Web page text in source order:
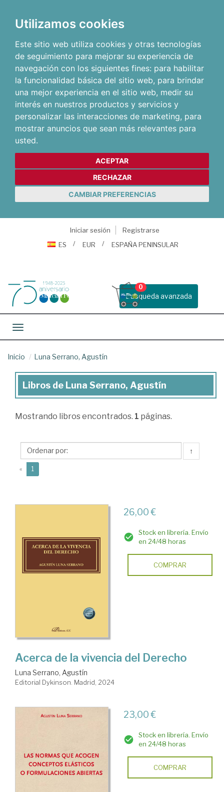
Utilizamos cookies
Este sitio web utiliza cookies y otras tecnologías
de seguimiento para mejorar su experiencia de
navegación con los siguientes fines: para habilitar
la funcionalidad básica del sitio web, para brindar
una mejor experiencia en el sitio web, medir su
interés en nuestros productos y servicios y
personalizar las interacciones de marketing, para
mostrar anuncios que sean más relevantes para
usted.
ACEPTAR
RECHAZAR
CAMBIAR PREFERENCIAS
Iniciar sesión
Registrarse
ES
EUR ESPAÑA PENINSULAR
Busqueda avanzada
0
Toggle navigation
Inicio Luna Serrano, Agustín
Libros
Luna
Agustín
Libros de Luna Serrano, Agustín
Mostrando libros encontrados. 1 páginas.
↑
« 1
26,00 €
Stock en librería. Envío
en 24/48 horas
COMPRAR
Acerca de la vivencia del Derecho
Luna Serrano, Agustín
Editorial Dykinson. Madrid, 2024
23,00 €
Stock en librería. Envío
en 24/48 horas
COMPRAR